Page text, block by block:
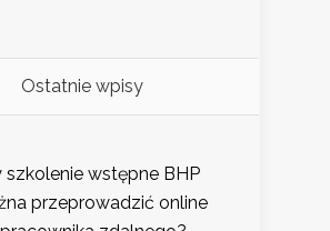
Ostatnie wpisy
szkolenie wstępne BHP
przeprowadzić online